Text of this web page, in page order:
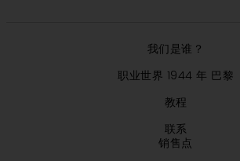
我们是谁？
职业世界 1944 年 巴黎
教程
联系
销售点